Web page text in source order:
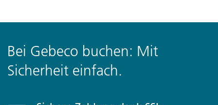
Bei Gebeco buchen: Mit
Sicherheit einfach.